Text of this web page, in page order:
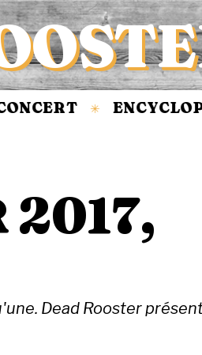
✳
2017,
Dead Rooster